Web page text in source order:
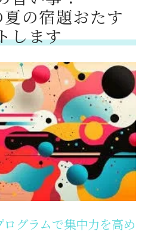
の宿題おたす
します
グラムで集中力を高め